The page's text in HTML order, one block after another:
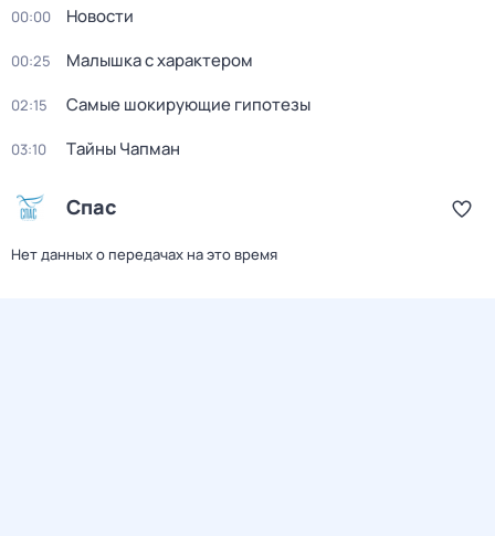
00:00 Новости
00:25 Малышка с характером
02:15 Самые шoкиpующие гипотезы
03:10 Тaйны Чапман
Спас
Нет данных о передачах на это время